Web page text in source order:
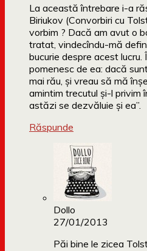
La această întrebare i-a
Biriukov (Convorbiri cu
vorbim ? Dacă am avut o
tratat, vindecîndu-mă
bucurie despre acest
pomenesc de ea: dacă
mai rău, şi vreau să mă
amintim trecutul şi-l
astăzi se dezvăluie şi ea”.
Răspunde
Dollo
27/01/2013
Păi bine le zicea